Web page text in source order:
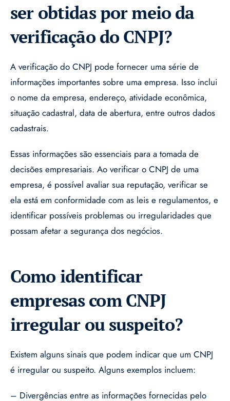
ser obtidas por meio da
verificação do CNPJ?
A verificação do CNPJ pode fornecer uma série de
informações importantes sobre uma empresa. Isso inclui
o nome da empresa, endereço, atividade econômica,
situação cadastral, data de abertura, entre outros dados
cadastrais.
Essas informações são essenciais para a tomada de
decisões empresariais. Ao verificar o CNPJ de uma
empresa, é possível avaliar sua reputação, verificar se
ela está em conformidade com as leis e regulamentos, e
identificar possíveis problemas ou irregularidades que
possam afetar a segurança dos negócios.
Como identificar
empresas com CNPJ
irregular ou suspeito?
Existem alguns sinais que podem indicar que um CNPJ
é irregular ou suspeito. Alguns exemplos incluem:
– Divergências entre as informações fornecidas pelo